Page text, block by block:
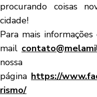
procurando coisas
cidade!
Para mais
mail
nossa
página https://
rismo/